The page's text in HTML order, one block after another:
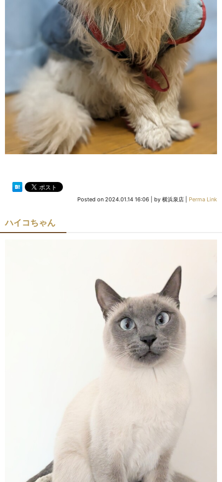
Posted on 2024.01.14 16:06 by 横浜泉店 Perma Link
ハイコちゃん